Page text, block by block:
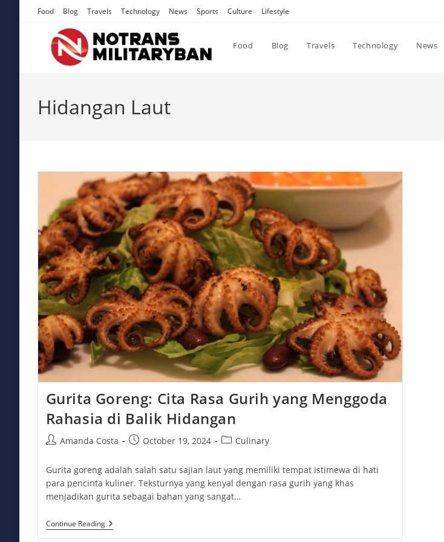
Food Blog Travels Technology News Sports Culture Lifestyle
Food Blog Travels Technology News
Hidangan Laut
Gurita Goreng: Cita Rasa Gurih yang Menggoda
Rahasia di Balik Hidangan
PostAmanda Costa
PostOctober 19, 2024
PostCulinary
Gurita goreng adalah salah satu sajian laut yang memiliki tempat istimewa di hati
para pencinta kuliner. Teksturnya yang kenyal dengan rasa gurih yang khas
menjadikan gurita sebagai bahan yang sangat…
Continue ReadingGurita
Goreng: